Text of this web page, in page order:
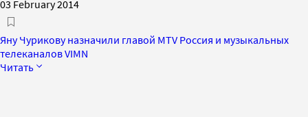
03 February 2014
Яну Чурикову назначили главой MTV Россия и музыкальных
телеканалов VIMN
Читать